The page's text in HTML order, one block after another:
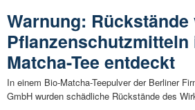
Warnung: Rückstände
Pflanzenschutzmitteln
Matcha-Tee entdeckt
In einem Bio-Matcha-Teepulver der Berliner
GmbH wurden schädliche Rückstände des